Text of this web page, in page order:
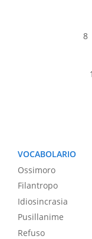
VOCABOLARIO
Ossimoro
Filantropo
Idiosincrasia
Pusillanime
Refuso